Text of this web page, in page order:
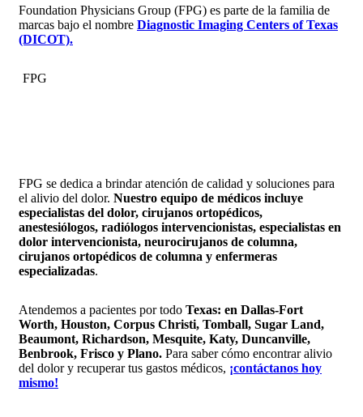
Foundation Physicians Group (FPG) es parte de la familia de
marcas bajo el nombre Diagnostic Imaging Centers of Texas
(DICOT).
FPG
FPG se dedica a brindar atención de calidad y soluciones para
el alivio del dolor. Nuestro equipo de médicos incluye
especialistas del dolor, cirujanos ortopédicos,
anestesiólogos, radiólogos intervencionistas, especialistas en
dolor intervencionista, neurocirujanos de columna,
cirujanos ortopédicos de columna y enfermeras
especializadas.
Atendemos a pacientes por todo Texas: en Dallas-Fort
Worth, Houston, Corpus Christi, Tomball, Sugar Land,
Beaumont, Richardson, Mesquite, Katy, Duncanville,
Benbrook, Frisco y Plano. Para saber cómo encontrar alivio
del dolor y recuperar tus gastos médicos, ¡contáctanos hoy
mismo!